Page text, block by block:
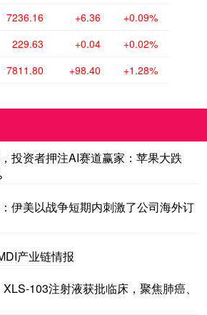
7236.16 +6.36 +0.09%
229.63 +0.04 +0.02%
7811.80 +98.40 +1.28%
投资者押注AI赛道赢家：苹果大跌
伊美以战争短期内刺激了公司海外订
产业链情报
103注射液获批临床，聚焦肺癌、